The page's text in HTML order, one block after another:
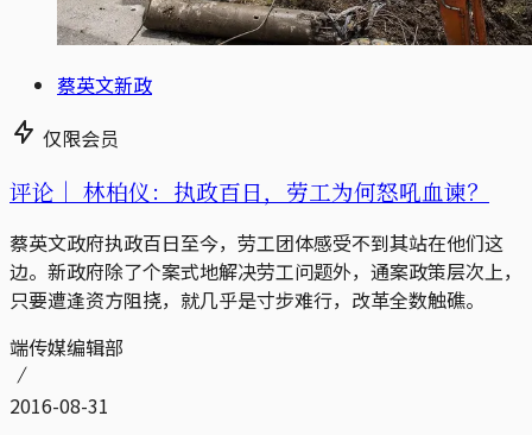
蔡英文新政
仅限会员
评论｜ 林柏仪：执政百日，劳工为何怒吼血谏？
蔡英文政府执政百日至今，劳工团体感受不到其站在他们这
边。新政府除了个案式地解决劳工问题外，通案政策层次上，
只要遭逢资方阻挠，就几乎是寸步难行，改革全数触礁。
端传媒编辑部
2016-08-31